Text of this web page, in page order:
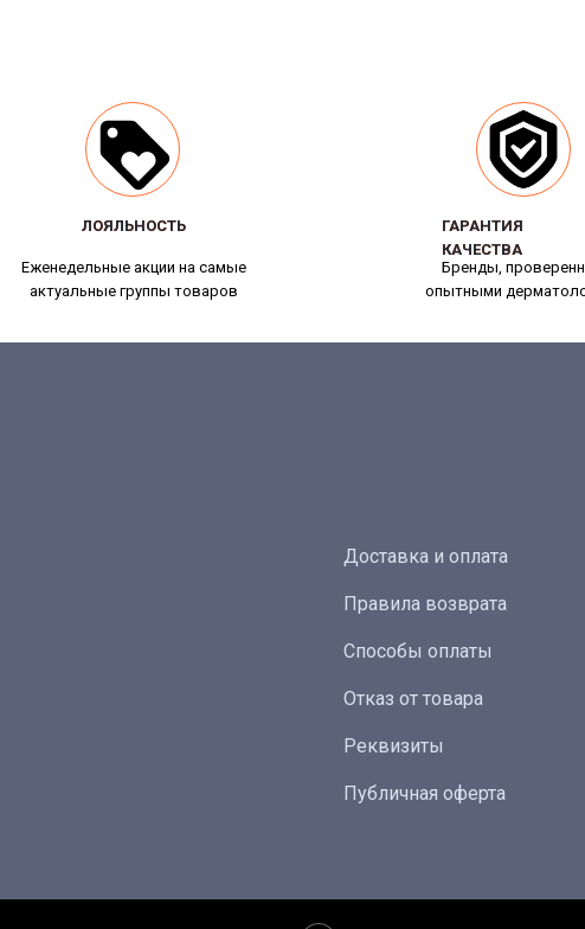
Еженедельные акции на самые
актуальные группы товаров
ЛОЯЛЬНОСТЬ
ЛОЯЛЬНОСТЬ
Бренды,
опытными
ГАРАНТИЯ
КАЧЕСТВА
ГАРАНТИЯ
КАЧЕСТВА
Отказ от товара
Реквизиты
Способы оплаты
Публичная оферта
Доставка и оплата
Правила возврата